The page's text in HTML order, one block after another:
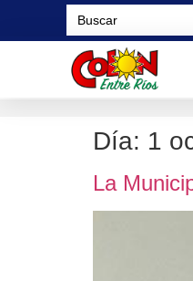
Search
for:
Día: 1
La